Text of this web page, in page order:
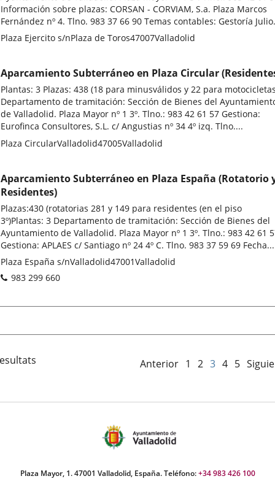
Información sobre plazas: CORSAN - CORVIAM, S.a. Plaza Marcos
Fernández nº 4. Tlno. 983 37 66 90 Temas contables: Gestoría
Adresse
Plaza Ejercito s/nPlaza de Toros47007Valladolid
Aparcamiento Subterráneo en Plaza Circular
Plantas: 3 Plazas: 438 (18 para minusválidos y 22 para
Departamento de tramitación: Sección de Bienes del
de Valladolid. Plaza Mayor nº 1 3º. Tlno.: 983 42 61 57 Gestiona:
Eurofinca Consultores, S.L. c/ Angustias nº 34 4º izq. Tlno....
Adresse
Plaza CircularValladolid47005Valladolid
Aparcamiento Subterráneo en Plaza España (Rotatorio
Residentes)
Plazas:430 (rotatorias 281 y 149 para residentes (en el piso
3º)Plantas: 3 Departamento de tramitación: Sección de Bienes del
Ayuntamiento de Valladolid. Plaza Mayor nº 1 3º. Tlno.: 983 42 61
Gestiona: APLAES c/ Santiago nº 24 4º C. Tlno. 983 37 59 69 Fecha...
Adresse
postale
Plaza España s/nValladolid47001Valladolid
Téléphones
983 299 660
Anterior 1 2 3 4 5
Plaza Mayor, 1. 47001 Valladolid, España. Teléfono:+34 983 426 100